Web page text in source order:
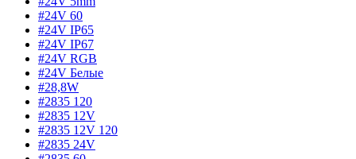
#24V 60
#24V IP65
#24V IP67
#24V RGB
#24V Белые
#28,8W
#2835 120
#2835 12V
#2835 12V 120
#2835 24V